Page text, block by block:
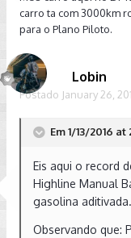
carro ta com 3000km
para o Plano Piloto.
Lobin
Postado January 26,
Em 1/13/2016
Eis aqui o record
Highline Manual
gasolina aditivada.
Observando que: